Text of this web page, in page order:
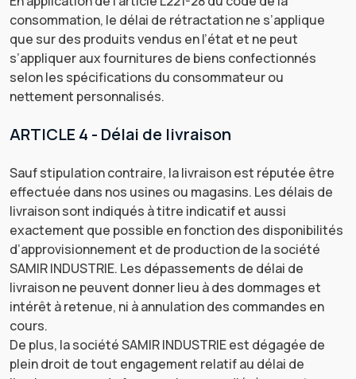
consommation, le délai de rétractation ne s’applique
que sur des produits vendus en l’état et ne peut
s’appliquer aux fournitures de biens confectionnés
selon les spécifications du consommateur ou
nettement personnalisés.
ARTICLE 4 - Délai de livraison
Sauf stipulation contraire, la livraison est réputée être
effectuée dans nos usines ou magasins. Les délais de
livraison sont indiqués à titre indicatif et aussi
exactement que possible en fonction des disponibilités
d’approvisionnement et de production de la société
SAMIR INDUSTRIE. Les dépassements de délai de
livraison ne peuvent donner lieu à des dommages et
intérêt à retenue, ni à annulation des commandes en
cours.
De plus, la société SAMIR INDUSTRIE est dégagée de
plein droit de tout engagement relatif au délai de